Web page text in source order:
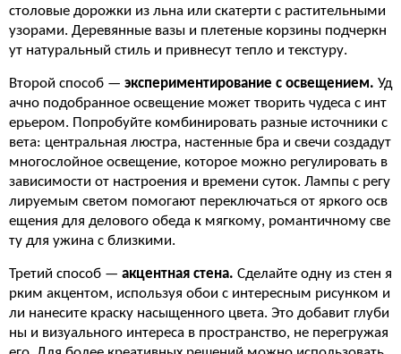
столовые дорожки из льна или скатерти с растительными
узорами. Деревянные вазы и плетеные корзины подчеркн
ут натуральный стиль и привнесут тепло и текстуру.
Второй способ — экспериментирование с освещением. Уд
ачно подобранное освещение может творить чудеса с инт
ерьером. Попробуйте комбинировать разные источники с
вета: центральная люстра, настенные бра и свечи создадут
многослойное освещение, которое можно регулировать в
зависимости от настроения и времени суток. Лампы с регу
лируемым светом помогают переключаться от яркого осв
ещения для делового обеда к мягкому, романтичному све
ту для ужина с близкими.
Третий способ — акцентная стена. Сделайте одну из стен я
рким акцентом, используя обои с интересным рисунком и
ли нанесите краску насыщенного цвета. Это добавит глуби
ны и визуального интереса в пространство, не перегружая